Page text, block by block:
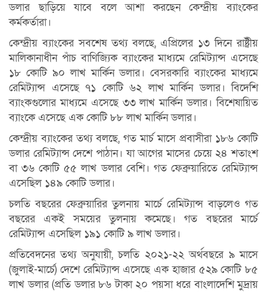
ডলার ছা‌ড়ি‌য়ে যাবে বলে আশা করছেন কেন্দ্রীয় ব্যাংকের
কর্মকর্তারা।
কেন্দ্রীয় ব্যাংকের সবশেষ তথ্য বলছে, এ‌প্রি‌লের ১৩ দিনে রাষ্ট্রীয়
মালিকানাধীন পাঁচ বাণিজ্যিক ব্যাংকের মাধ্যমে রেমিট্যান্স এসেছে
১৮ কোটি ৯০ লাখ মার্কিন ডলার। বেসরকারি ব্যাংকের মাধ্যমে
রেমিট্যান্স এসেছে ৭১ কোটি ৬২ লাখ মার্কিন ডলার। বিদেশি
ব্যাংকগুলোর মাধ্যমে এসেছে ৩৩ লাখ মার্কিন ডলার। বিশেষায়িত
ব্যাংকে এসেছে এক কোটি ৮৮ লাখ মার্কিন ডলার।
কেন্দ্রীয় ব্যাংকের তথ্য বলছে, গত মার্চ মাসে প্রবাসীরা ১৮৬ কোটি
ডলার রেমিট্যান্স দেশে পাঠান। যা আগের মাসের চেয়ে ২৪ শতাংশ
বা ৩৬ কোটি ৫৫ লাখ ডলার বেশি। গত ফেব্রুয়ারিতে রেমিট্যান্স
এসেছিল ১৪৯ কোটি ডলার।
চলতি বছরের ফেব্রুয়ারির তুলনায় মার্চে রেমিট্যান্স বাড়লেও গত
বছরের একই সময়ের তুলনায় কমেছে। গত বছরের মার্চে
রেমিট্যান্স এসেছিল ১৯১ কোটি ৯ লাখ ডলার।
প্রতিবেদনের তথ্য অনুযায়ী, চলতি ২০২১-২২ অর্থবছরে ৯ মাসে
(জুলাই-মার্চে) দেশে রেমিট্যান্স এসেছে এক হাজার ৫২৯ কোটি ৮৫
লাখ ডলার (প্রতি ডলার ৮৬ টাকা ২০ পয়সা ধরে বাংলাদেশি মুদ্রায়